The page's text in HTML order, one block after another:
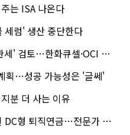
는 ISA 나온다
세럼' 생산 중단한다
토…한화큐셀·OCI 영향은?
획…성공 가능성은 '글쎄'
분 더 사는 이유
퇴직연금…전문가 조언은